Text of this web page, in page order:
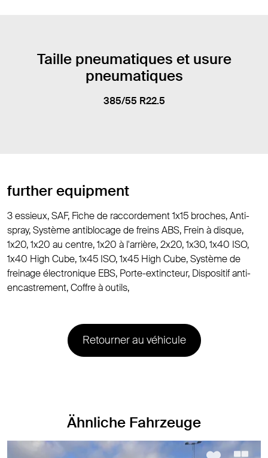
Taille pneumatiques et usure
pneumatiques
385/55 R22.5
further equipment
3 essieux, SAF, Fiche de raccordement 1x15 broches, Anti-
spray, Système antiblocage de freins ABS, Frein à disque,
1x20, 1x20 au centre, 1x20 à l'arrière, 2x20, 1x30, 1x40 ISO,
1x40 High Cube, 1x45 ISO, 1x45 High Cube, Système de
freinage électronique EBS, Porte-extincteur, Dispositif anti-
encastrement, Coffre à outils,
Retourner au véhicule
Ähnliche Fahrzeuge